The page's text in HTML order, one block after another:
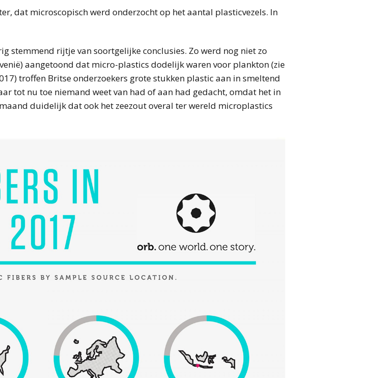
dat microscopisch werd onderzocht op het aantal plasticvezels. In
stemmend rijtje van soortgelijke conclusies. Zo werd nog niet zo
aangetoond dat micro-plastics dodelijk waren voor plankton (zie
troffen Britse onderzoekers grote stukken plastic aan in smeltend
tot nu toe niemand weet van had of aan had gedacht, omdat het in
duidelijk dat ook het zeezout overal ter wereld microplastics